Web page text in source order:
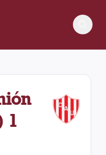
(Santa Fé)
1